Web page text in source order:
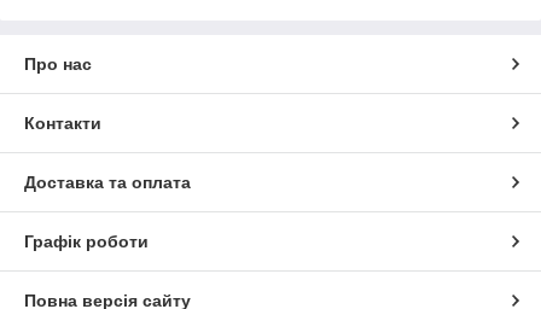
Про нас
Контакти
Доставка та оплата
Графік роботи
Повна версія сайту